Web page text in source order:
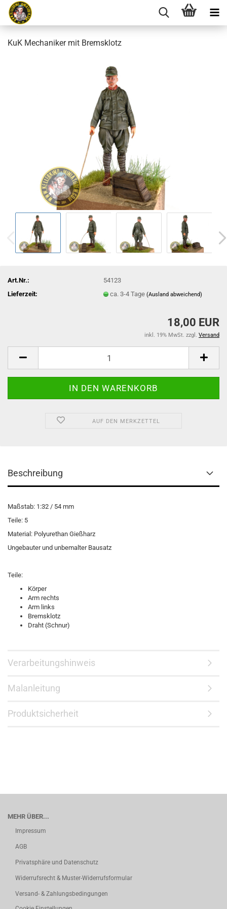
KuK Mechaniker mit Bremsklotz
Art.Nr.:
54123
Lieferzeit:
ca. 3-4 Tage(Ausland abweichend)
18,00 EUR
inkl. 19% MwSt. zzgl. Versand
AUF DEN MERKZETTEL
Beschreibung
Maßstab: 1:32 / 54 mm
Teile: 5
Material: Polyurethan Gießharz
Ungebauter und unbemalter Bausatz
Teile:
Körper
Arm rechts
Arm links
Bremsklotz
Draht (Schnur)
Verarbeitungshinweis
Malanleitung
Produktsicherheit
MEHR ÜBER...
Impressum
AGB
Privatsphäre und Datenschutz
Widerrufsrecht & Muster-Widerrufsformular
Versand- & Zahlungsbedingungen